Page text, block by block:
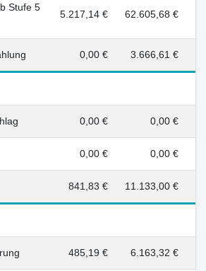
Stufe 5
5.217,14 € 62.605,68 €
0,00 € 3.666,61 €
0,00 € 0,00 €
0,00 € 0,00 €
841,83 € 11.133,00 €
485,19 € 6.163,32 €